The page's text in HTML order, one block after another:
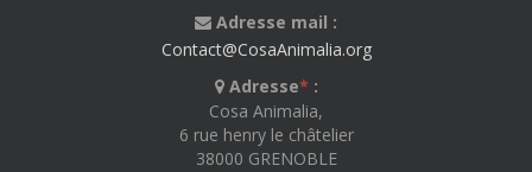
Adresse mail :
Contact@CosaAnimalia.org
Adresse* :
Cosa Animalia,
6 rue henry le châtelier
38000 GRENOBLE